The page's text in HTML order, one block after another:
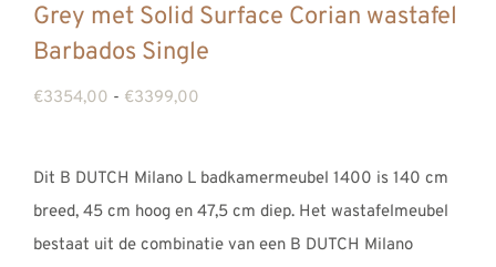
Grey met Solid Surface Corian wastafel
Barbados Single
€3354,00 - €3399,00
Dit B DUTCH Milano L badkamermeubel 1400 is 140 cm
breed, 45 cm hoog en 47,5 cm diep. Het wastafelmeubel
bestaat uit de combinatie van een B DUTCH Milano